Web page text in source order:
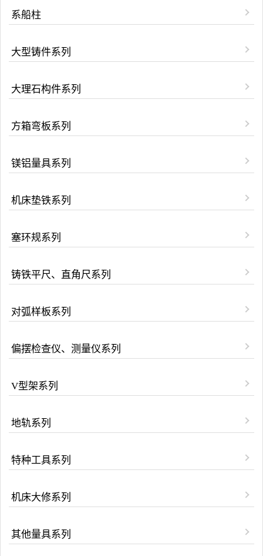
系船柱
大型铸件系列
大理石构件系列
方箱弯板系列
镁铝量具系列
机床垫铁系列
塞环规系列
铸铁平尺、直角尺系列
对弧样板系列
偏摆检查仪、测量仪系列
V型架系列
地轨系列
特种工具系列
机床大修系列
其他量具系列